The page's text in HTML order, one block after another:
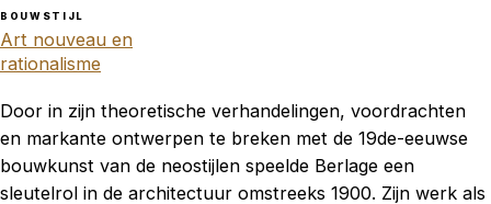
BOUWSTIJL
Art nouveau en
rationalisme
Door in zijn theoretische verhandelingen, voordrachten
en markante ontwerpen te breken met de 19de-eeuwse
bouwkunst van de neostijlen speelde Berlage een
sleutelrol in de architectuur omstreeks 1900. Zijn werk als